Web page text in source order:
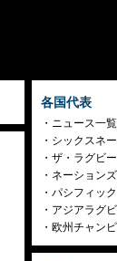
各国代表
ニュース一覧
シックスネ
ザ・ラグビ
ネーション
パシフィッ
アジアラグ
欧州チャン